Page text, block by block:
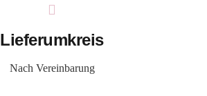
Lieferumkreis
Nach Vereinbarung